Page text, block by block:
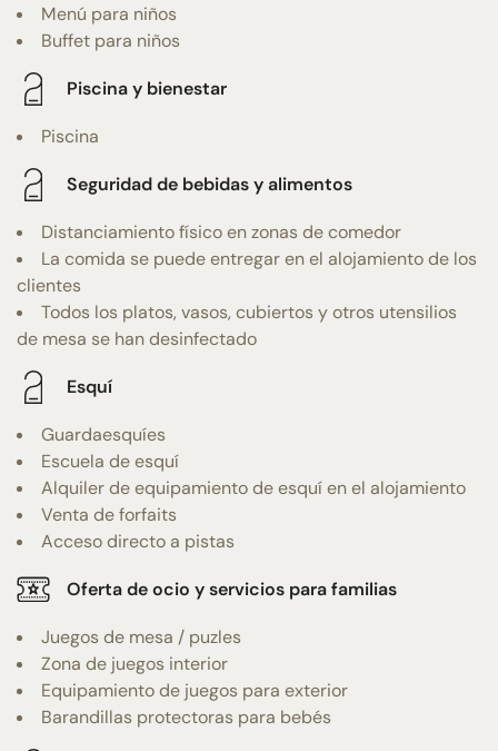
Menú para niños
Buffet para niños
Piscina y bienestar
Piscina
Seguridad de bebidas y alimentos
Distanciamiento físico en zonas de comedor
La comida se puede entregar en el alojamiento de los
clientes
Todos los platos, vasos, cubiertos y otros utensilios
de mesa se han desinfectado
Esquí
Guardaesquíes
Escuela de esquí
Alquiler de equipamiento de esquí en el alojamiento
Venta de forfaits
Acceso directo a pistas
Oferta de ocio y servicios para familias
Juegos de mesa / puzles
Zona de juegos interior
Equipamiento de juegos para exterior
Barandillas protectoras para bebés